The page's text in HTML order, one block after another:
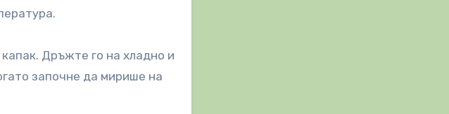
Дръжте го на хладно и
започне да мирише на